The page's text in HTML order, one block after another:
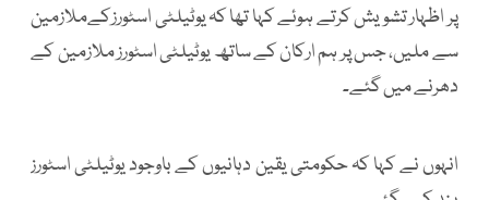
پر اظہار تشویش کرتے ہوئے کہا تھا کہ یوٹیلٹی اسٹورزکےملازمین
سے ملیں، جس پر ہم ارکان کے ساتھ یوٹیلٹی اسٹورز ملازمین کے
دھرنے میں گئے۔
انہوں نے کہا کہ حکومتی یقین دہانیوں کے باوجود یوٹیلٹی اسٹورز